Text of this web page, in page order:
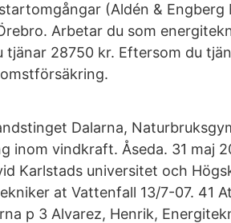
(Aldén &
Arbetar du som
tjänar 28750 kr. Eftersom du
Dalarna,
inom vindkraft. Åseda. 31 maj
Karlstads universitet och
at Vattenfall 13/7-07. 41
p 3 Alvarez, Henrik,